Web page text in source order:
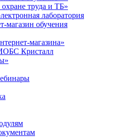
труда и ТБ»
лаборатория
магазин обучения
магазина»
Кристалл